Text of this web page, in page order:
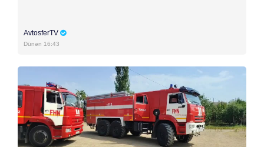
AvtosferTV
Dünən 16:43